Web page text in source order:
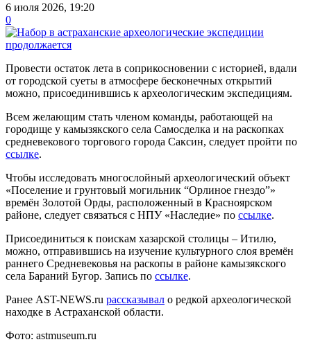
6 июля 2026, 19:20
0
Провести остаток лета в соприкосновении с историей, вдали
от городской суеты в атмосфере бесконечных открытий
можно, присоединившись к археологическим экспедициям.
Всем желающим стать членом команды, работающей на
городище у камызякского села Самосделка и на раскопках
средневекового торгового города Саксин, следует пройти по
ссылке.
Чтобы исследовать многослойный археологический объект
«Поселение и грунтовый могильник “Орлиное гнездо”»
времён Золотой Орды, расположенный в Красноярском
районе, следует связаться с НПУ «Наследие» по ссылке.
Присоединиться к поискам хазарской столицы – Итилю,
можно, отправившись на изучение культурного слоя времён
раннего Средневековья на раскопы в районе камызякского
села Бараний Бугор. Запись по ссылке.
Ранее AST-NEWS.ru рассказывал о редкой археологической
находке в Астраханской области.
Фото: astmuseum.ru